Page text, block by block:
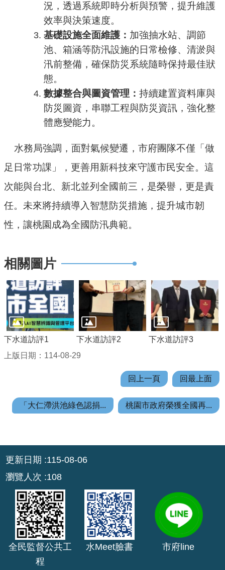
首
頁
網
導
覽
信
常
見
問
答
E
園
市
權
況，透過系統即時分析與預警，提升維護
效率與決策速度。
基礎設施全面維護： 加強抽水站、調節
池、箱涵等防汛設施的日常檢修、清淤與
汛前整備，確保防災系統隨時保持最佳狀
態。
數據整合與圖資管理：持續建置資料庫與
防災圖資，串聯工程與防災資訊，強化整
體應變能力。
水務局強調，面對氣候變遷，市府團隊不僅「做
足日常功課」，更善用新科技來守護市民安全。這
次能與台北、新北並列全國前三，是榮譽，更是責
任。未來將持續導入智慧防災措施，提升城市韌
性，讓桃園成為全國防汛典範。
相關圖片
下水道訪評1 下水道訪評2
下水道訪評3
上版日期：114-08-29
回上一頁 回最上面
「大仁滯洪池綠色認捐... 桃園市政府榮獲全國再...
更新日期
115-08-06
瀏覽人次
108
全民監督公共工
程
水Meet臉書 市府line